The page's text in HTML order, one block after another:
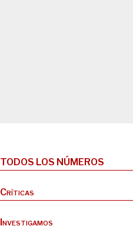
TODOS LOS NÚMEROS
Críticas
Investigamos